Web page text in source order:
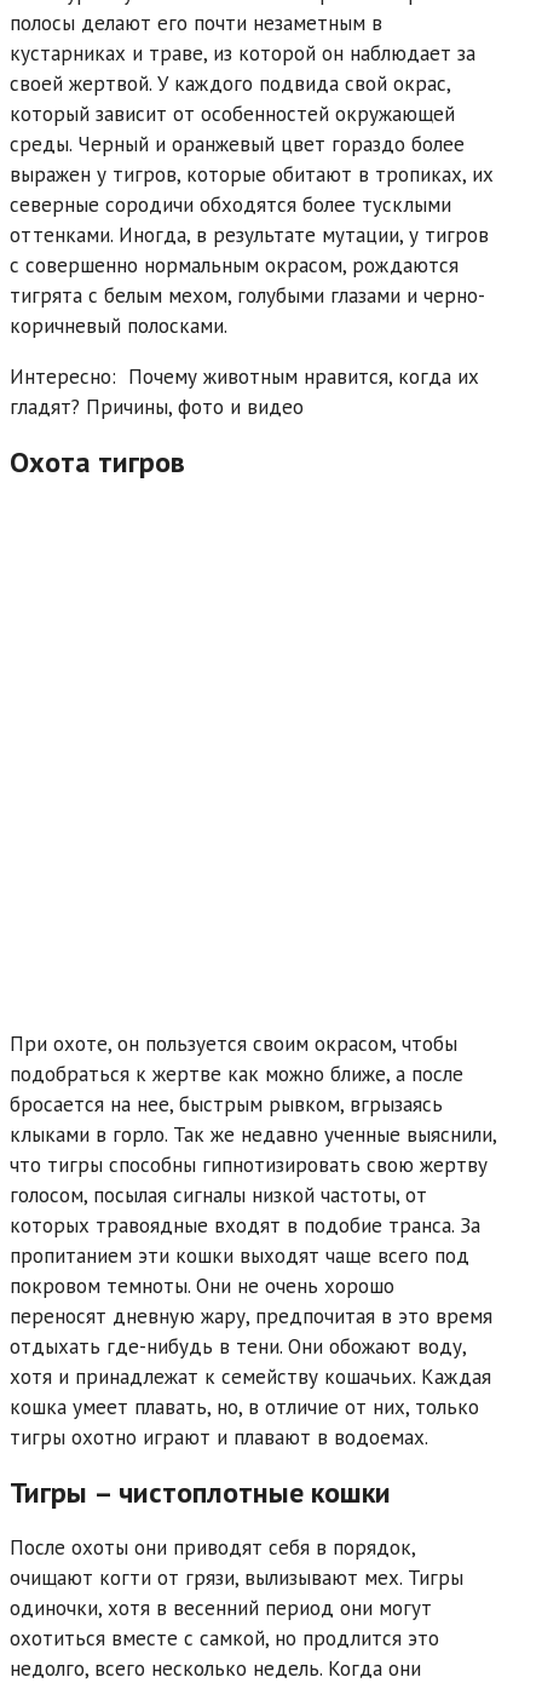
полосы делают его почти незаметным в
кустарниках и траве, из которой он наблюдает за
своей жертвой. У каждого подвида свой окрас,
который зависит от особенностей окружающей
среды. Черный и оранжевый цвет гораздо более
выражен у тигров, которые обитают в тропиках, их
северные сородичи обходятся более тусклыми
оттенками. Иногда, в результате мутации, у тигров
с совершенно нормальным окрасом, рождаются
тигрята с белым мехом, голубыми глазами и черно-
коричневый полосками.
Интересно: Почему животным нравится, когда их
гладят? Причины, фото и видео
Охота тигров
При охоте, он пользуется своим окрасом, чтобы
подобраться к жертве как можно ближе, а после
бросается на нее, быстрым рывком, вгрызаясь
клыками в горло. Так же недавно ученные выяснили,
что тигры способны гипнотизировать свою жертву
голосом, посылая сигналы низкой частоты, от
которых травоядные входят в подобие транса. За
пропитанием эти кошки выходят чаще всего под
покровом темноты. Они не очень хорошо
переносят дневную жару, предпочитая в это время
отдыхать где-нибудь в тени. Они обожают воду,
хотя и принадлежат к семейству кошачьих. Каждая
кошка умеет плавать, но, в отличие от них, только
тигры охотно играют и плавают в водоемах.
Тигры – чистоплотные кошки
После охоты они приводят себя в порядок,
очищают когти от грязи, вылизывают мех. Тигры
одиночки, хотя в весенний период они могут
охотиться вместе с самкой, но продлится это
недолго, всего несколько недель. Когда они